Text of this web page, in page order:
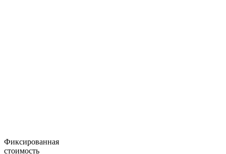
Фиксированная
стоимость